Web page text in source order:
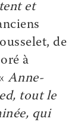
et
de
à
Anne-
tout le
qui